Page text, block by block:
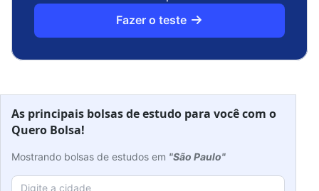
Fazer o teste
As principais bolsas de estudo para você com o
Quero Bolsa!
Mostrando bolsas de estudos em "São Paulo"